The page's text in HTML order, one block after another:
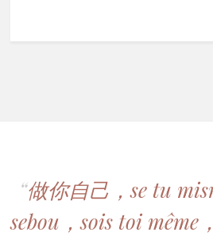
“做你自己，se tu
sebou，sois toi même